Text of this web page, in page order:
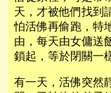
天，才被他們找到
怕活佛再偷跑，特
由，每天由女傭送
鎖起，等於閉關一
有一天，活佛突然